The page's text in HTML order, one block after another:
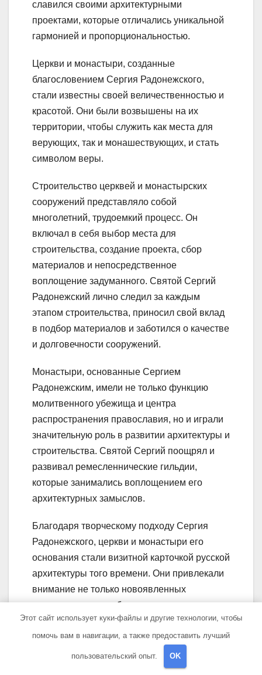
славился своими архитектурными
проектами, которые отличались уникальной
гармонией и пропорциональностью.
Церкви и монастыри, созданные
благословением Сергия Радонежского,
стали известны своей величественностью и
красотой. Они были возвышены на их
территории, чтобы служить как места для
верующих, так и монашествующих, и стать
символом веры.
Строительство церквей и монастырских
сооружений представляло собой
многолетний, трудоемкий процесс. Он
включал в себя выбор места для
строительства, создание проекта, сбор
материалов и непосредственное
воплощение задуманного. Святой Сергий
Радонежский лично следил за каждым
этапом строительства, приносил свой вклад
в подбор материалов и заботился о качестве
и долговечности сооружений.
Монастыри, основанные Сергием
Радонежским, имели не только функцию
молитвенного убежища и центра
распространения православия, но и играли
значительную роль в развитии архитектуры и
строительства. Святой Сергий поощрял и
развивал ремесленнические гильдии,
которые занимались воплощением его
архитектурных замыслов.
Благодаря творческому подходу Сергия
Радонежского, церкви и монастыри его
основания стали визитной карточкой русской
архитектуры того времени. Они привлекали
внимание не только новоявленных
христиан, но и зарубежных
путешественников, которые приезжали
издалека, чтобы увидеть эти прекрасные
сооружения.
Этот сайт использует куки-файлы и другие технологии, чтобы
помочь вам в навигации, а также предоставить лучший
пользовательский опыт. OK